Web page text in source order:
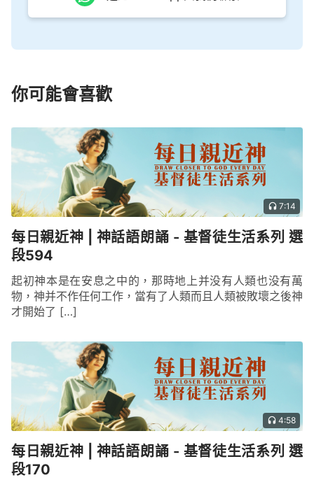
你可能會喜歡
7:14
每日親近神 | 神話語朗誦 - 基督徒生活系列 選
段594
起初神本是在安息之中的，那時地上并没有人類也没有萬
物，神并不作任何工作，當有了人類而且人類被敗壞之後神
才開始了 […]
4:58
每日親近神 | 神話語朗誦 - 基督徒生活系列 選
段170